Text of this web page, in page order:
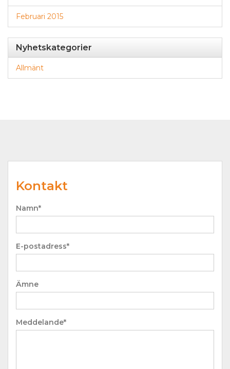
Februari 2015
Nyhetskategorier
Allmänt
Kontakt
Namn*
E-postadress*
Ämne
Meddelande*